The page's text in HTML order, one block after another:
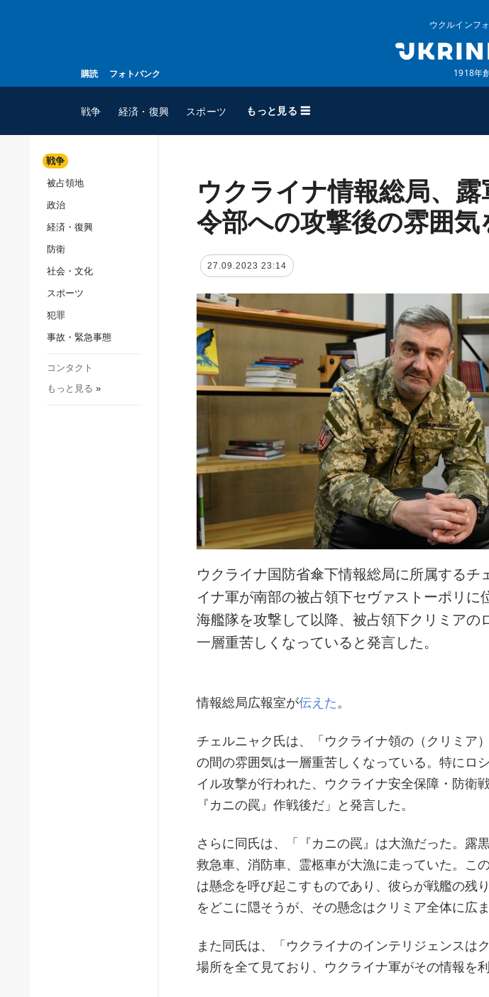
購読 フォトバンク
ウクルインフ
1918年
戦争 経済・復興 スポーツ もっと見る ☰
スポーツ
ウクルインフォルム
ウクルインフォルムについ
て
戦争
被占領地
政治
経済・復興
防衛
社会・文化
スポーツ
犯罪
事故・緊急事態
コンタクト
もっと見る »
ウクライナ情報総局、
令部への攻撃後の雰囲気
27.09.2023 23:14
ウクライナ国防省傘下情報総局に所属するチ
イナ軍が南部の被占領下セヴァストーポリに
海艦隊を攻撃して以降、被占領下クリミアの
一層重苦しくなっていると発言した。
情報総局広報室が伝えた 。
チェルニャク氏は、「ウクライナ領の（クリミア
の間の雰囲気は一層重苦しくなっている。特にロ
イル攻撃が行われた、ウクライナ安全保障・防衛
『カニの罠』作戦後だ」と発言した。
さらに同氏は、「『カニの罠』は大漁だった。露
救急車、消防車、霊柩車が大漁に走っていた。こ
は懸念を呼び起こすものであり、彼らが戦艦の残
をどこに隠そうが、その懸念はクリミア全体に広
また同氏は、「ウクライナのインテリジェンスは
場所を全て見ており、ウクライナ軍がその情報を